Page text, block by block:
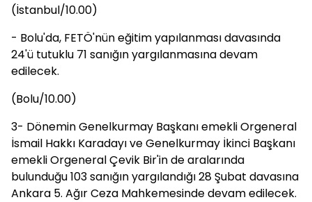
(İstanbul/10.00)
- Bolu'da, FETÖ'nün eğitim yapılanması davasında
24'ü tutuklu 71 sanığın yargılanmasına devam
edilecek.
(Bolu/10.00)
3- Dönemin Genelkurmay Başkanı emekli Orgeneral
İsmail Hakkı Karadayı ve Genelkurmay İkinci Başkanı
emekli Orgeneral Çevik Bir'in de aralarında
bulunduğu 103 sanığın yargılandığı 28 Şubat davasına
Ankara 5. Ağır Ceza Mahkemesinde devam edilecek.